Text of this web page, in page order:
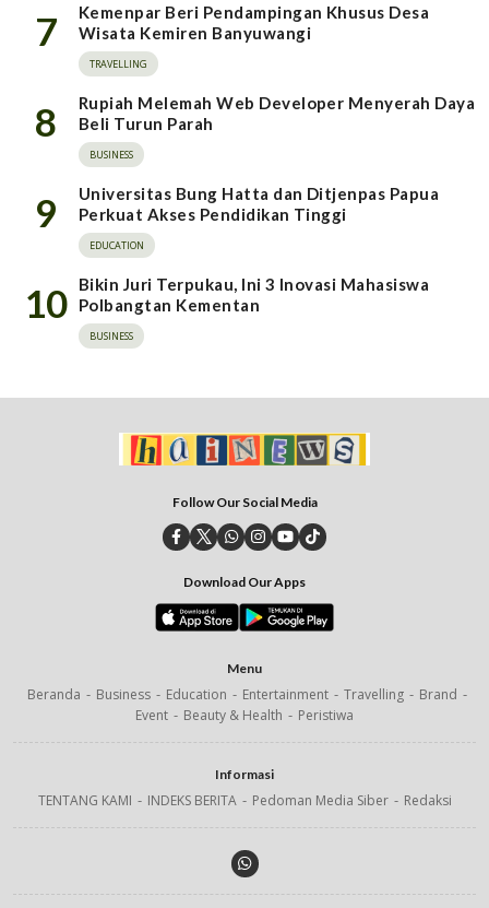
7
Kemenpar Beri Pendampingan Khusus Desa
Wisata Kemiren Banyuwangi
TRAVELLING
8
Rupiah Melemah Web Developer Menyerah Daya
Beli Turun Parah
BUSINESS
9
Universitas Bung Hatta dan Ditjenpas Papua
Perkuat Akses Pendidikan Tinggi
EDUCATION
10
Bikin Juri Terpukau, Ini 3 Inovasi Mahasiswa
Polbangtan Kementan
BUSINESS
Follow Our Social Media
Download Our Apps
Menu
Beranda Business Education Entertainment Travelling
Brand
Event
Beauty & Health Peristiwa
Informasi
TENTANG KAMI INDEKS BERITA Pedoman Media Siber Redaksi